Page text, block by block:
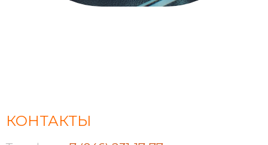
КОНТАКТЫ